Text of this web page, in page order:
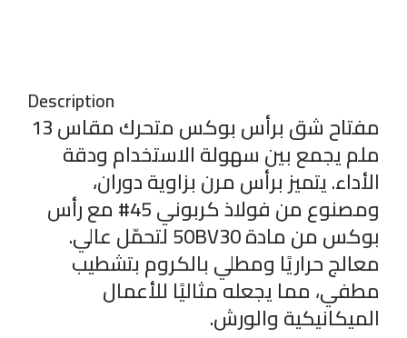
Description
مفتاح شق برأس بوكس متحرك مقاس 13
ملم يجمع بين سهولة الاستخدام ودقة
الأداء. يتميز برأس مرن بزاوية دوران،
ومصنوع من فولاذ كربوني 45# مع رأس
بوكس من مادة 50BV30 لتحمّل عالي.
معالج حراريًا ومطلي بالكروم بتشطيب
مطفي، مما يجعله مثاليًا للأعمال
الميكانيكية والورش.